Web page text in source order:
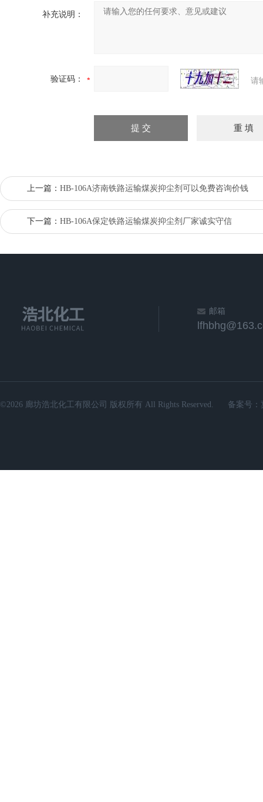
补充说明：
验证码： 请
上一篇： HB-106A济南铁路运输煤炭抑尘剂可以免费咨询价钱
下一篇： HB-106A保定铁路运输煤炭抑尘剂厂家诚实守信
邮箱
©2026 廊坊浩北化工有限公司 版权所有 All Rights Reserved. 备案号：